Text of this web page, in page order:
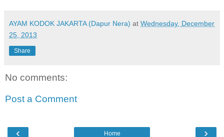
AYAM KODOK JAKARTA (Dapur Nera) at Wednesday, December
25, 2013
Share
No comments:
Post a Comment
‹ ›
Home